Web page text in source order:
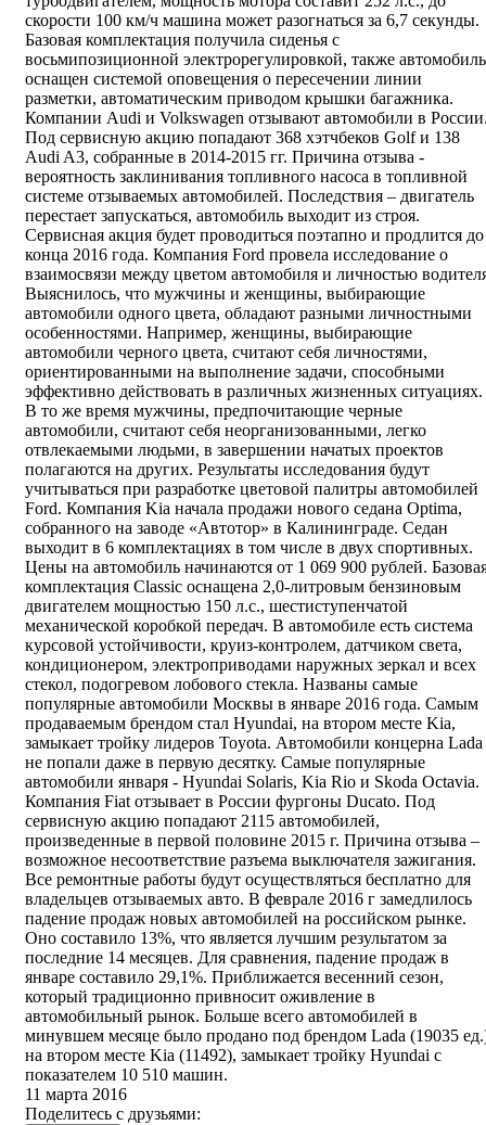
скорости 100 км/ч машина может разогнаться за 6,7 секунды.
Базовая комплектация получила сиденья с
восьмипозиционной электрорегулировкой, также автомобиль
оснащен системой оповещения о пересечении линии
разметки, автоматическим приводом крышки багажника.
Компании Audi и Volkswagen отзывают автомобили в
Под сервисную акцию попадают 368 хэтчбеков Golf и 138
Audi A3, собранные в 2014-2015 гг. Причина отзыва -
вероятность заклинивания топливного насоса в топливной
системе отзываемых автомобилей. Последствия – двигатель
перестает запускаться, автомобиль выходит из строя.
Сервисная акция будет проводиться поэтапно и продлится до
конца 2016 года. Компания Ford провела исследование о
взаимосвязи между цветом автомобиля и личностью
Выяснилось, что мужчины и женщины, выбирающие
автомобили одного цвета, обладают разными личностными
особенностями. Например, женщины, выбирающие
автомобили черного цвета, считают себя личностями,
ориентированными на выполнение задачи, способными
эффективно действовать в различных жизненных ситуациях.
В то же время мужчины, предпочитающие черные
автомобили, считают себя неорганизованными, легко
отвлекаемыми людьми, в завершении начатых проектов
полагаются на других. Результаты исследования будут
учитываться при разработке цветовой палитры автомобилей
Ford. Компания Kia начала продажи нового седана Optima,
собранного на заводе «Автотор» в Калининграде. Седан
выходит в 6 комплектациях в том числе в двух спортивных.
Цены на автомобиль начинаются от 1 069 900 рублей.
комплектация Classic оснащена 2,0-литровым бензиновым
двигателем мощностью 150 л.с., шестиступенчатой
механической коробкой передач. В автомобиле есть система
курсовой устойчивости, круиз-контролем, датчиком света,
кондиционером, электроприводами наружных зеркал и всех
стекол, подогревом лобового стекла. Названы самые
популярные автомобили Москвы в январе 2016 года. Самым
продаваемым брендом стал Hyundai, на втором месте Kia,
замыкает тройку лидеров Toyota. Автомобили концерна Lada
не попали даже в первую десятку. Самые популярные
автомобили января - Hyundai Solaris, Kia Rio и Skoda Octavia.
Компания Fiat отзывает в России фургоны Ducato. Под
сервисную акцию попадают 2115 автомобилей,
произведенные в первой половине 2015 г. Причина отзыва –
возможное несоответствие разъема выключателя зажигания.
Все ремонтные работы будут осуществляться бесплатно для
владельцев отзываемых авто. В феврале 2016 г замедлилось
падение продаж новых автомобилей на российском рынке.
Оно составило 13%, что является лучшим результатом за
последние 14 месяцев. Для сравнения, падение продаж в
январе составило 29,1%. Приближается весенний сезон,
который традиционно привносит оживление в
автомобильный рынок. Больше всего автомобилей в
минувшем месяце было продано под брендом Lada (19035
на втором месте Kia (11492), замыкает тройку Hyundai с
показателем 10 510 машин.
11 марта 2016
Поделитесь с друзьями: